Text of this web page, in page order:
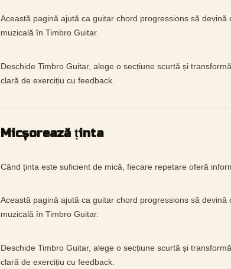
Această pagină ajută ca guitar chord progressions să
muzicală în Timbro Guitar.
Deschide Timbro Guitar, alege o secțiune scurtă și
clară de exercițiu cu feedback.
Micșorează ținta
Când ținta este suficient de mică, fiecare repetare oferă
Această pagină ajută ca guitar chord progressions să
muzicală în Timbro Guitar.
Deschide Timbro Guitar, alege o secțiune scurtă și
clară de exercițiu cu feedback.